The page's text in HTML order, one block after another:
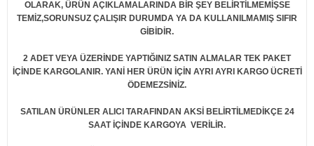
OLARAK, ÜRÜN AÇIKLAMALARINDA BİR ŞEY BELİRTİLMEMİŞSE
TEMİZ,SORUNSUZ ÇALIŞIR DURUMDA YA DA KULLANILMAMIŞ SIFIR
GİBİDİR.
2 ADET VEYA ÜZERİNDE YAPTIĞINIZ SATIN ALMALAR TEK PAKET
İÇİNDE KARGOLANIR. YANİ HER ÜRÜN İÇİN AYRI AYRI KARGO ÜCRETİ
ÖDEMEZSİNİZ.
SATILAN ÜRÜNLER ALICI TARAFINDAN AKSİ BELİRTİLMEDİKÇE 24
SAAT İÇİNDE KARGOYA VERİLİR.